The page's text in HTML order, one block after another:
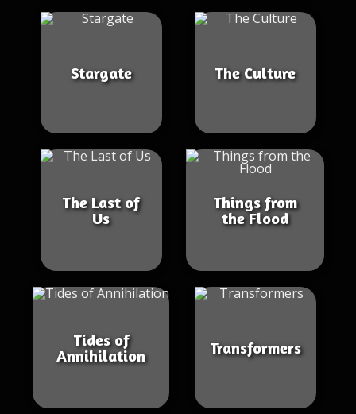
Stargate The Culture
The Last of
Us
Things from
the Flood
Tides of
Annihilation
Transformers